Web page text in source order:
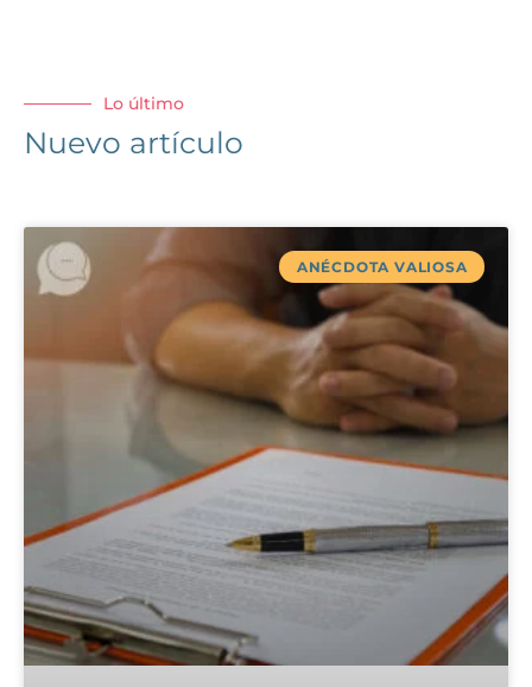
Lo último
Nuevo artículo
ANÉCDOTA VALIOSA